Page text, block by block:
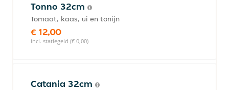
Tonno 32cm
Tomaat, kaas, ui en tonijn
€ 12,00
incl. statiegeld (€ 0,00)
Catania 32cm